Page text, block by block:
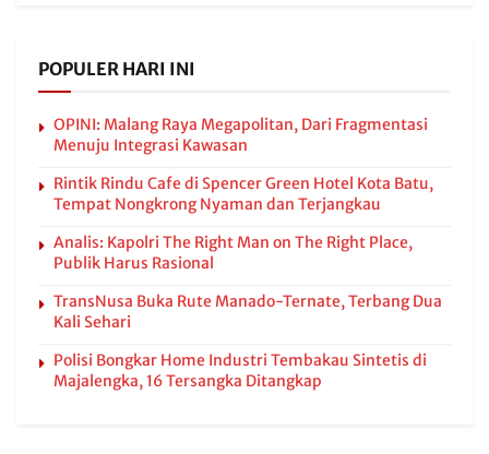
POPULER HARI INI
OPINI: Malang Raya Megapolitan, Dari Fragmentasi
Menuju Integrasi Kawasan
Rintik Rindu Cafe di Spencer Green Hotel Kota Batu,
Tempat Nongkrong Nyaman dan Terjangkau
Analis: Kapolri The Right Man on The Right Place,
Publik Harus Rasional
TransNusa Buka Rute Manado-Ternate, Terbang Dua
Kali Sehari
Polisi Bongkar Home Industri Tembakau Sintetis di
Majalengka, 16 Tersangka Ditangkap